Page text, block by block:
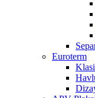
Euroterm